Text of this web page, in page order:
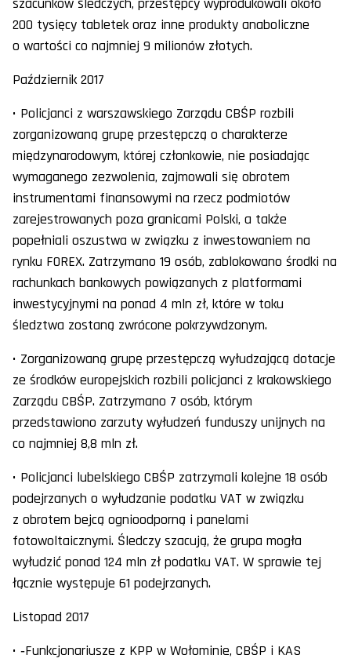
szacunków śledczych, przestępcy wyprodukowali około
200 tysięcy tabletek oraz inne produkty anaboliczne
o wartości co najmniej 9 milionów złotych.
Październik 2017
• Policjanci z warszawskiego Zarządu CBŚP rozbili
zorganizowaną grupę przestępczą o charakterze
międzynarodowym, której członkowie, nie posiadając
wymaganego zezwolenia, zajmowali się obrotem
instrumentami finansowymi na rzecz podmiotów
zarejestrowanych poza granicami Polski, a także
popełniali oszustwa w związku z inwestowaniem na
rynku FOREX. Zatrzymano 19 osób, zablokowano środki na
rachunkach bankowych powiązanych z platformami
inwestycyjnymi na ponad 4 mln zł, które w toku
śledztwa zostaną zwrócone pokrzywdzonym.
• Zorganizowaną grupę przestępczą wyłudzającą dotacje
ze środków europejskich rozbili policjanci z krakowskiego
Zarządu CBŚP. Zatrzymano 7 osób, którym
przedstawiono zarzuty wyłudzeń funduszy unijnych na
co najmniej 8,8 mln zł.
• Policjanci lubelskiego CBŚP zatrzymali kolejne 18 osób
podejrzanych o wyłudzanie podatku VAT w związku
z obrotem bejcą ognioodporną i panelami
fotowoltaicznymi. Śledczy szacują, że grupa mogła
wyłudzić ponad 124 mln zł podatku VAT. W sprawie tej
łącznie występuje 61 podejrzanych.
Listopad 2017
• ‑Funkcjonariusze z KPP w Wołominie, CBŚP i KAS